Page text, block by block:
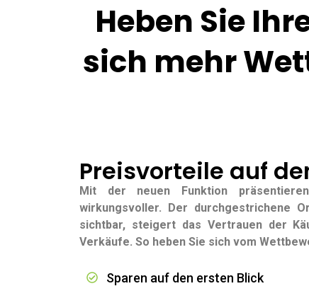
Heben Sie
sich mehr
Preisvorteile auf
Mit der neuen Funktion
wirkungsvoller. Der durchgestrichene
sichtbar, steigert das Vertrauen der
Verkäufe. So heben Sie sich vom
Sparen auf den ersten Blick